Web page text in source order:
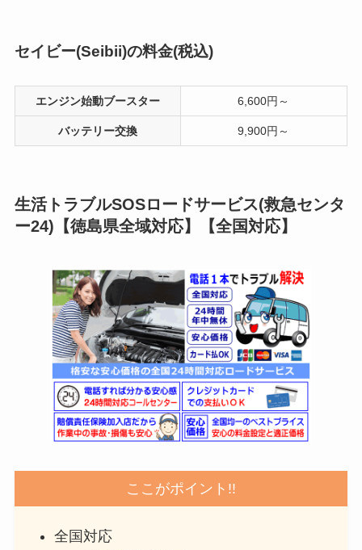
セイビー(Seibii)の料金(税込)
エンジン始動ブースター 6,600円～
バッテリー交換 9,900円～
生活トラブルSOSロードサービス(救急センタ
ー24)【徳島県全域対応】【全国対応】
ここがポイント!!
全国対応